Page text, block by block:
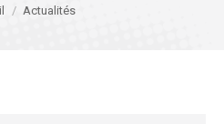
ici :
Actualités